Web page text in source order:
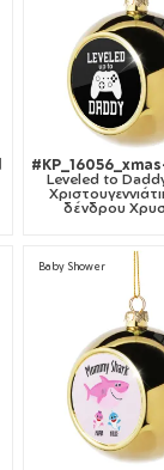
Leveled to
δένδρου
Baby Shower